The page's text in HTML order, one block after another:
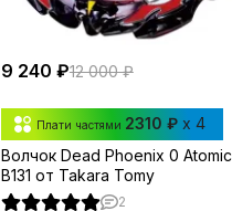
9 240 ₽12 000 ₽
Плати частями 2310 ₽ x 4
Волчок Dead Phoenix 0 Atomic
B131 от Takara Tomy
2